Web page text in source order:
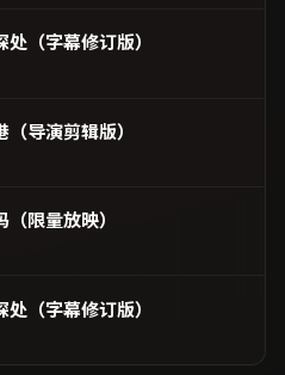
（字幕修订版）
导演剪辑版）
限量放映）
（字幕修订版）